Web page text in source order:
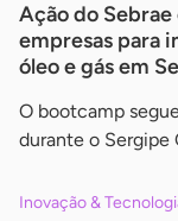
Ação do
empresas para
óleo e gás em
O bootcamp
durante o Sergipe
Inovação &